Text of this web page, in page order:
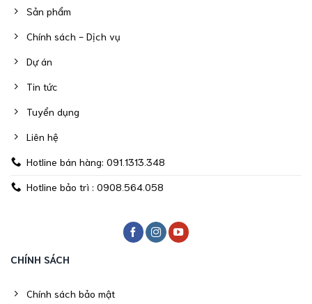
Sản phẩm
Chính sách - Dịch vụ
Dự án
Tin tức
Tuyển dụng
Liên hệ
Hotline bán hàng: 091.1313.348
Hotline bảo trì : 0908.564.058
CHÍNH SÁCH
Chính sách bảo mật